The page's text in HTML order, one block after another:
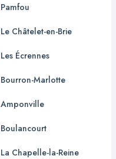
Pamfou
Le Châtelet-en-Brie
Les Écrennes
Bourron-Marlotte
Amponville
Boulancourt
La Chapelle-la-Reine